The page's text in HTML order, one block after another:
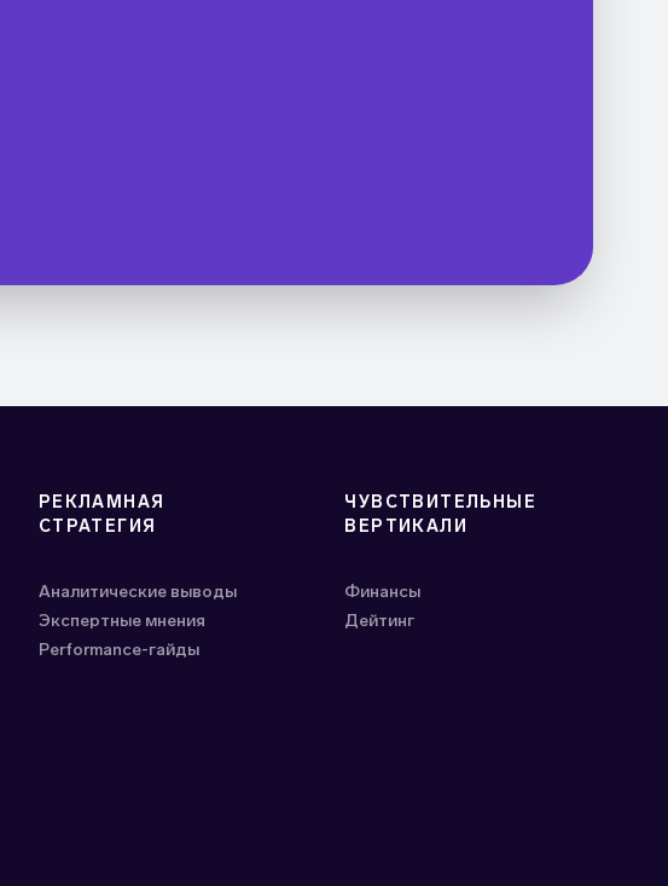
РЕКЛАМНАЯ
СТРАТЕГИЯ
Аналитические выводы
Экспертные мнения
Performance-гайды
ЧУВСТВИТЕЛЬНЫЕ
ВЕРТИКАЛИ
Финансы
Дейтинг